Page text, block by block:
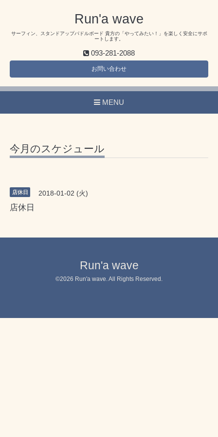
Run'a wave
サーフィン、スタンドアップパドルボード 貴方の「やってみたい！」を楽しく安全にサポ
ートします。
093-281-2088
お問い合わせ
MENU
今月のスケジュール
店休日 2018-01-02 (火)
店休日
Run'a wave
©2026 Run'a wave . All Rights Reserved.